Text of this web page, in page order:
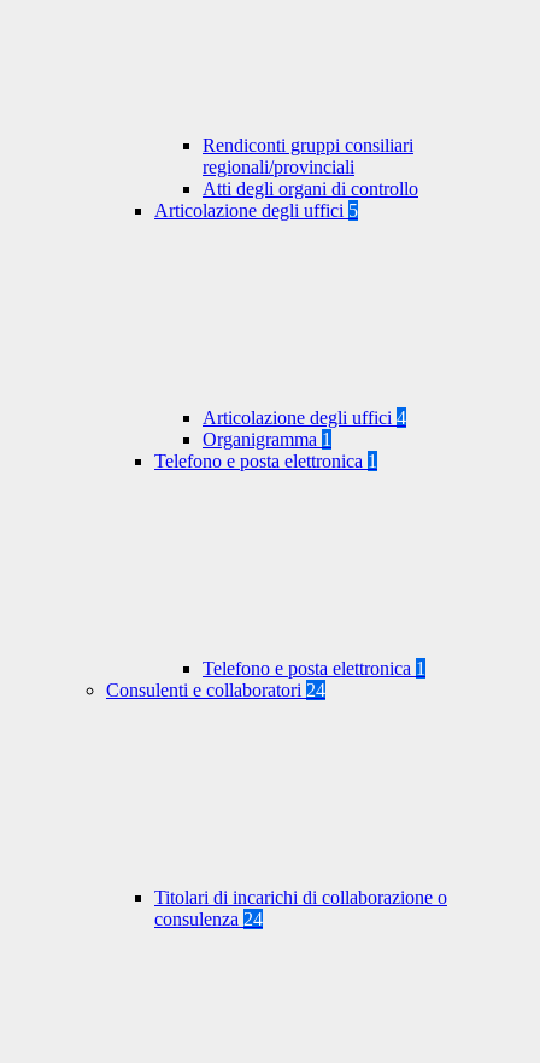
Rendiconti gruppi consiliari
regionali/provinciali
Atti degli organi di controllo
Articolazione degli uffici 5
Articolazione degli uffici 4
Organigramma 1
Telefono e posta elettronica 1
Telefono e posta elettronica 1
Consulenti e collaboratori 24
Titolari di incarichi di collaborazione o
consulenza 24